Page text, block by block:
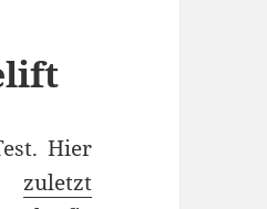
Hier
zuletzt